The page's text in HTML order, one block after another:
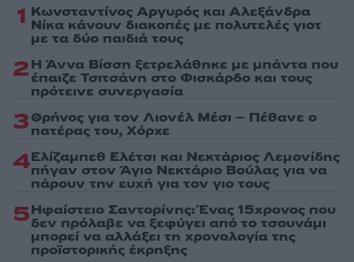
1 Κωνσταντίνος Αργυρός και Αλεξάνδρα
Νίκα κάνουν διακοπές με πολυτελές γιοτ
με τα δύο παιδιά τους
2Η Άννα Βίσση ξετρελάθηκε με μπάντα που
έπαιζε Τσιτσάνη στο Φισκάρδο και τους
πρότεινε συνεργασία
3Θρήνος για τον Λιονέλ Μέσι – Πέθανε ο
πατέρας του, Χόρχε
4Ελίζαμπεθ Ελέτσι και Νεκτάριος Λεμονίδης
πήγαν στον Άγιο Νεκτάριο Βούλας για να
πάρουν την ευχή για τον γιο τους
5Ηφαίστειο Σαντορίνης: Ένας 15χρονος που
δεν πρόλαβε να ξεφύγει από το τσουνάμι
μπορεί να αλλάξει τη χρονολογία της
προϊστορικής έκρηξης